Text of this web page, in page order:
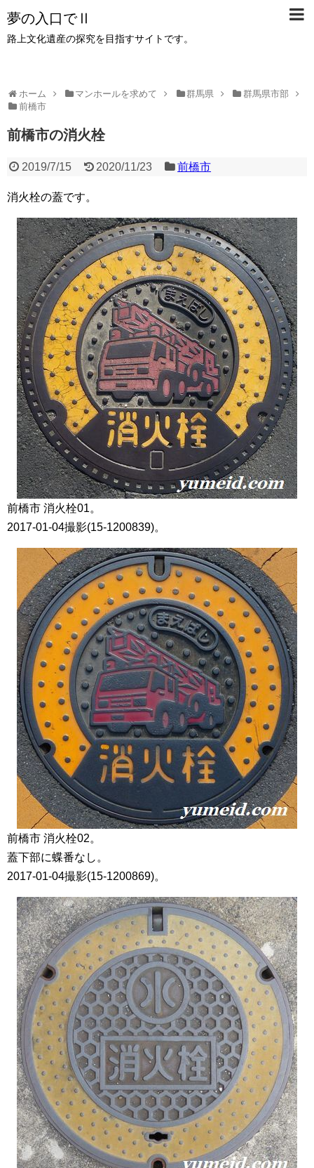
夢の入口でⅡ
路上文化遺産の探究を目指すサイトです。
ホーム マンホールを求めて 群馬県
群馬県市部
前橋市
前橋市の消火栓
2019/7/15 2020/11/23 前橋市
消火栓の蓋です。
前橋市 消火栓01。
2017-01-04撮影(15-1200839)。
前橋市 消火栓02。
蓋下部に蝶番なし。
2017-01-04撮影(15-1200869)。